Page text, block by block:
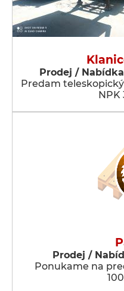
Prodej /
Predam
NPK
Prodej /
Ponukame na